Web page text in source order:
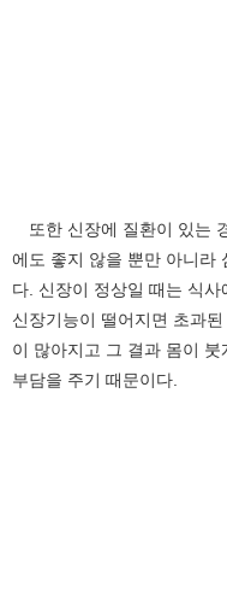
또한 신장에 질환이 있는
에도 좋지 않을 뿐만 아니라
다. 신장이 정상일 때는 식
신장기능이 떨어지면 초과
이 많아지고 그 결과 몸이
부담을 주기 때문이다.